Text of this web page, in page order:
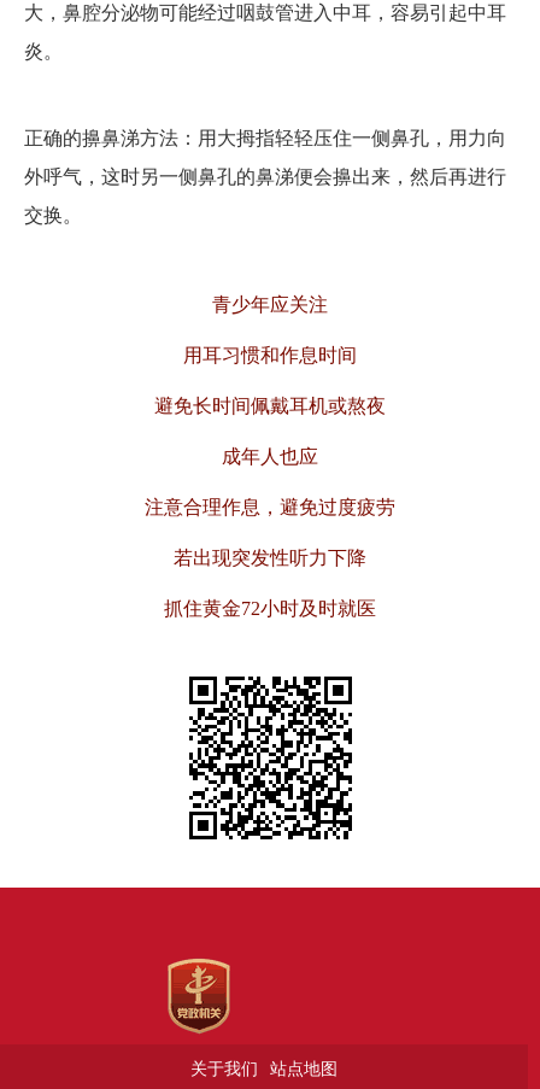
大，鼻腔分泌物可能经过咽鼓管进入中耳，容易引起中耳
炎。
正确的擤鼻涕方法：用大拇指轻轻压住一侧鼻孔，用力向
外呼气，这时另一侧鼻孔的鼻涕便会擤出来，然后再进行
交换。
青少年应关注
用耳习惯和作息时间
避免长时间佩戴耳机或熬夜
成年人也应
注意合理作息，避免过度疲劳
若出现突发性听力下降
抓住黄金72小时及时就医
关于我们 站点地图